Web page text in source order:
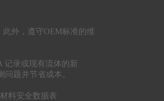
外，遵守OEM标准的维
记录或现有流体的新
题并节省成本。
料安全数据表